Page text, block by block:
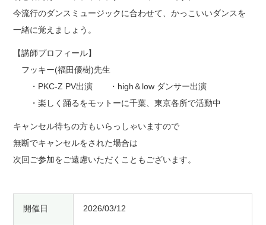
今流行のダンスミュージックに合わせて、かっこいいダンスを
一緒に覚えましょう。
【講師プロフィール】
フッキー(福田優樹)先生
・PKC-Z PV出演 ・high＆low ダンサー出演
・楽しく踊るをモットーに千葉、東京各所で活動中
キャンセル待ちの方もいらっしゃいますので
無断でキャンセルをされた場合は
次回ご参加をご遠慮いただくこともございます。
開催日 2026/03/12